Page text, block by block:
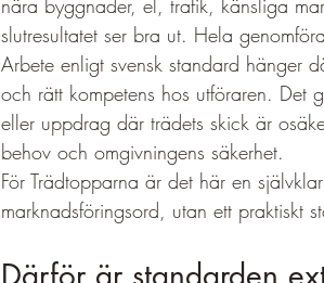
nära byggnader, el, trafik, känsliga
slutresultatet ser bra ut. Hela
Arbete enligt svensk standard hänger
och rätt kompetens hos utföraren. Det
eller uppdrag där trädets skick är
behov och omgivningens säkerhet.
För Trädtopparna är det här en
marknadsföringsord, utan ett praktiskt